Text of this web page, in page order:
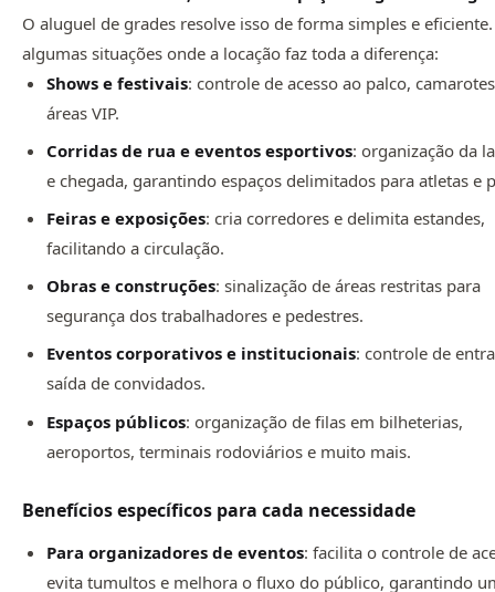
O aluguel de grades resolve isso de forma simples e eficiente.
algumas situações onde a locação faz toda a diferença:
Shows e festivais: controle de acesso ao palco,
áreas VIP.
Corridas de rua e eventos esportivos: organização da
e chegada, garantindo espaços delimitados para atletas e
Feiras e exposições: cria corredores e delimita estandes,
facilitando a circulação.
Obras e construções: sinalização de áreas restritas para
segurança dos trabalhadores e pedestres.
Eventos corporativos e institucionais: controle de
saída de convidados.
Espaços públicos: organização de filas em bilheterias,
aeroportos, terminais rodoviários e muito mais.
Benefícios específicos para cada necessidade
Para organizadores de eventos: facilita o controle de
evita tumultos e melhora o fluxo do público, garantindo